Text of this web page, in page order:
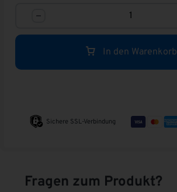
In den Warenkorb
Sichere SSL-Verbindung
Fragen zum Produkt?